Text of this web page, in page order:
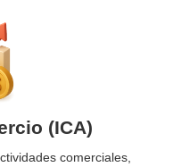
(ICA)
comerciales,